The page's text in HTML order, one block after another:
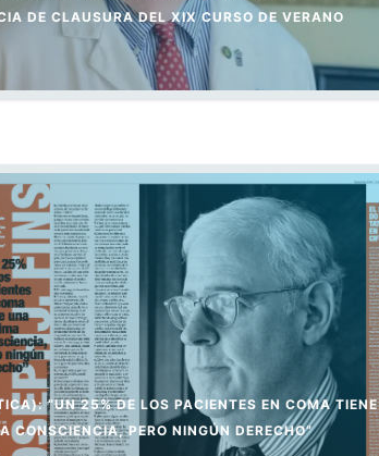
DE CLAUSURA DEL XIX CURSO DE VERANO
“UN 25% DE LOS PACIENTES EN COMA TIENE
CONSCIENCIA, PERO NINGÚN DERECHO”